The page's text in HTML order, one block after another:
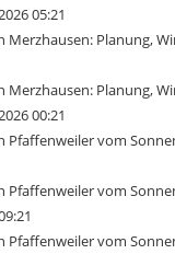
05:21
Merzhausen: Planung,
Merzhausen: Planung,
00:21
Pfaffenweiler vom
Pfaffenweiler vom
Pfaffenweiler vom